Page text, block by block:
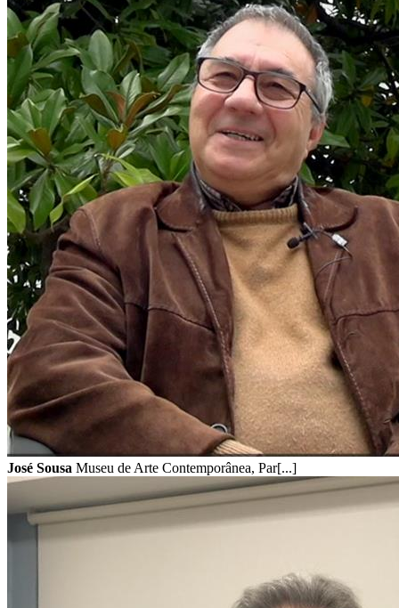
José Sousa Museu de Arte Contemporânea, Par[...]